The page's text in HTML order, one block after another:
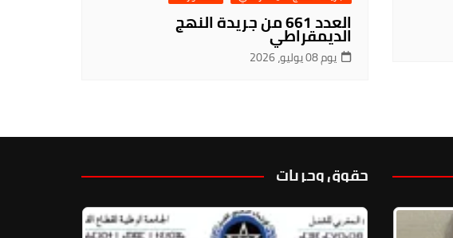
العدد 661 من جريدة النهجالديمقراطي
يوم 08 يوليو، 2026
حقوق وحريات